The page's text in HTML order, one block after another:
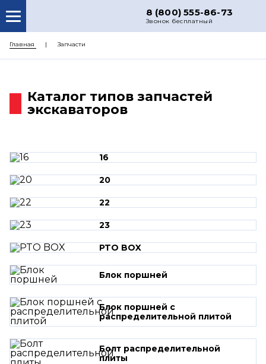
8 (800) 555-86-73
Звонок бесплатный
ДОСТАВКА
КОНТАКТЫ
Главная Запчасти
Каталог типов запчастей
экскаваторов
16
20
22
23
PTO BOX
Блок поршней
Блок поршней c
распределительной плитой
Болт распределительной
плиты